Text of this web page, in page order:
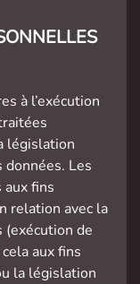
à l’exécution
législation
Les
fins
relation avec la
(exécution de
aux fins
la législation